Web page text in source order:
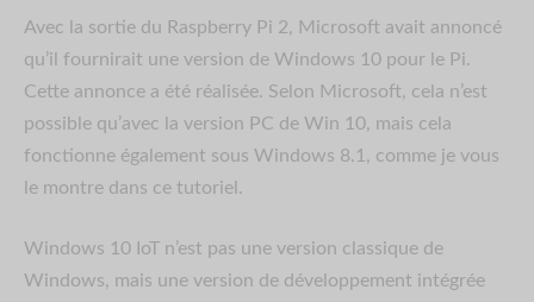
Avec la sortie du Raspberry Pi 2, Microsoft avait annoncé
qu’il fournirait une version de Windows 10 pour le Pi.
Cette annonce a été réalisée. Selon Microsoft, cela n’est
possible qu’avec la version PC de Win 10, mais cela
fonctionne également sous Windows 8.1, comme je vous
le montre dans ce tutoriel.
Windows 10 IoT n’est pas une version classique de
Windows, mais une version de développement intégrée